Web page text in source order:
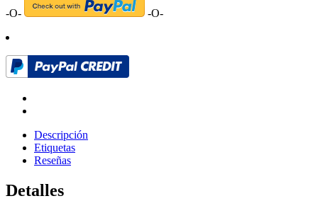
-O- -O-
Descripción
Etiquetas
Reseñas
Detalles